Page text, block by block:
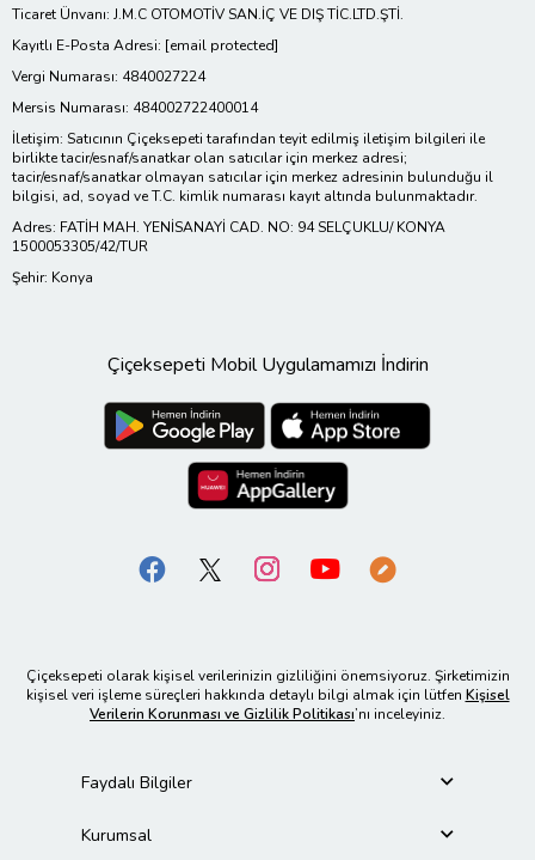
Ticaret Ünvanı: J.M.C OTOMOTİV SAN.İÇ VE DIŞ TİC.LTD.ŞTİ.
Kayıtlı E-Posta Adresi: [email protected]
Vergi Numarası: 4840027224
Mersis Numarası: 484002722400014
İletişim: Satıcının Çiçeksepeti tarafından teyit edilmiş iletişim bilgileri ile
birlikte tacir/esnaf/sanatkar olan satıcılar için merkez adresi;
tacir/esnaf/sanatkar olmayan satıcılar için merkez adresinin bulunduğu il
bilgisi, ad, soyad ve T.C. kimlik numarası kayıt altında bulunmaktadır.
Adres: FATİH MAH. YENİSANAYİ CAD. NO: 94 SELÇUKLU/ KONYA
1500053305/42/TUR
Şehir: Konya
Çiçeksepeti Mobil Uygulamamızı İndirin
Çiçeksepeti olarak kişisel verilerinizin gizliliğini önemsiyoruz. Şirketimizin
kişisel veri işleme süreçleri hakkında detaylı bilgi almak için lütfen Kişisel
Verilerin Korunması ve Gizlilik Politikası’nı inceleyiniz.
Faydalı Bilgiler
Kurumsal